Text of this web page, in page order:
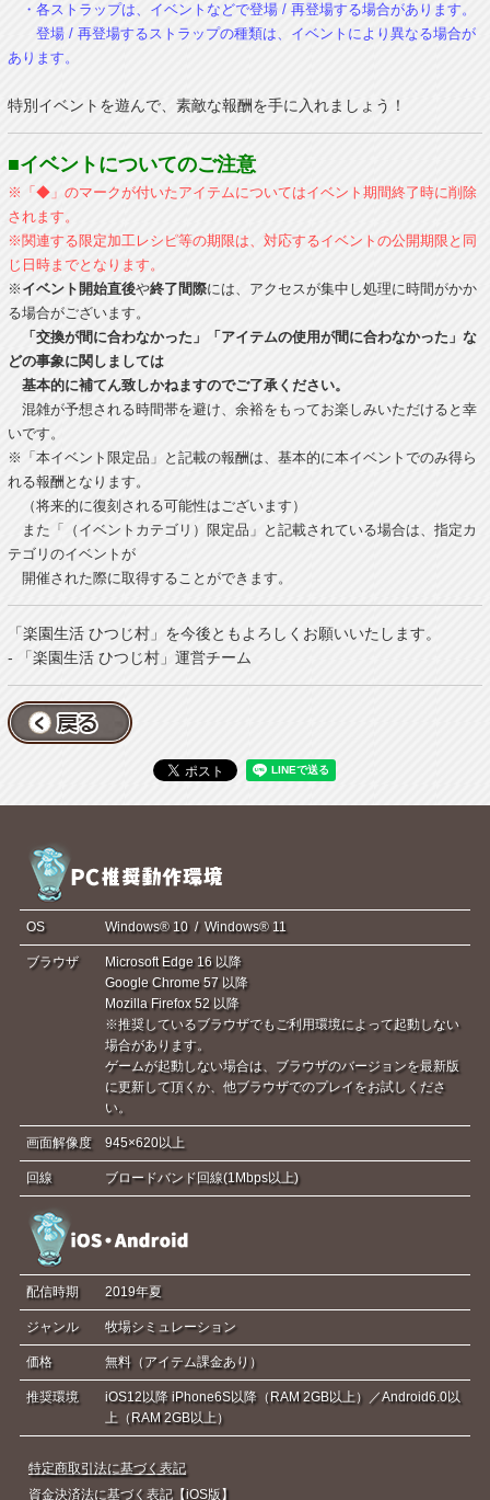
・各ストラップは、イベントなどで登場 / 再登場する場合があります。
登場 / 再登場するストラップの種類は、イベントにより異なる場合が
あります。
特別イベントを遊んで、素敵な報酬を手に入れましょう！
■イベントについてのご注意
※「◆」のマークが付いたアイテムについてはイベント期間終了時に削除
されます。
※関連する限定加工レシピ等の期限は、対応するイベントの公開期限と同
じ日時までとなります。
※ イベント開始直後や終了間際には、アクセスが集中し処理に時間がかか
る場合がございます。
「交換が間に合わなかった」「アイテムの使用が間に合わなかった」な
どの事象に関しましては
基本的に補てん致しかねますのでご了承ください。
混雑が予想される時間帯を避け、余裕をもってお楽しみいただけると幸
いです。
※「本イベント限定品」と記載の報酬は、基本的に本イベントでのみ得ら
れる報酬となります。
（将来的に復刻される可能性はございます）
また「（イベントカテゴリ）限定品」と記載されている場合は、指定カ
テゴリのイベントが
開催された際に取得することができます。
「楽園生活 ひつじ村」を今後ともよろしくお願いいたします。
- 「楽園生活 ひつじ村」運営チーム
OS Windows® 10 / Windows® 11
ブラウザ
Microsoft Edge 16 以降
Google Chrome 57 以降
Mozilla Firefox 52 以降
※推奨しているブラウザでもご利用環境によって起動しない
場合があります。
ゲームが起動しない場合は、ブラウザのバージョンを最新版
に更新して頂くか、他ブラウザでのプレイをお試しくださ
い。
画面解像度 945×620以上
回線 ブロードバンド回線(1Mbps以上)
配信時期 2019年夏
ジャンル 牧場シミュレーション
価格 無料（アイテム課金あり）
推奨環境
iOS12以降 iPhone6S以降（RAM 2GB以上）／Android6.0以
上（RAM 2GB以上）
特定商取引法に基づく表記
資金決済法に基づく表記【iOS版】